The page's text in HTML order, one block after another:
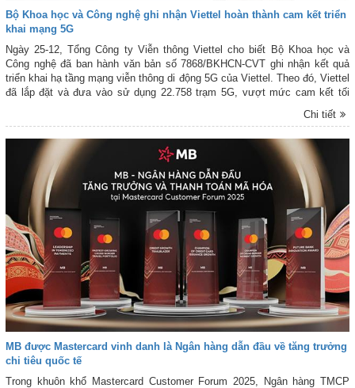
Bộ Khoa học và Công nghệ ghi nhận Viettel hoàn thành cam kết triển
khai mạng 5G
Ngày 25-12, Tổng Công ty Viễn thông Viettel cho biết Bộ Khoa học và
Công nghệ đã ban hành văn bản số 7868/BKHCN-CVT ghi nhận kết quả
triển khai hạ tầng mạng viễn thông di động 5G của Viettel. Theo đó, Viettel
đã lắp đặt và đưa vào sử dụng 22.758 trạm 5G, vượt mức cam kết tối
Chi tiết
MB được Mastercard vinh danh là Ngân hàng dẫn đầu về tăng trưởng
chi tiêu quốc tế
Trong khuôn khổ Mastercard Customer Forum 2025, Ngân hàng TMCP